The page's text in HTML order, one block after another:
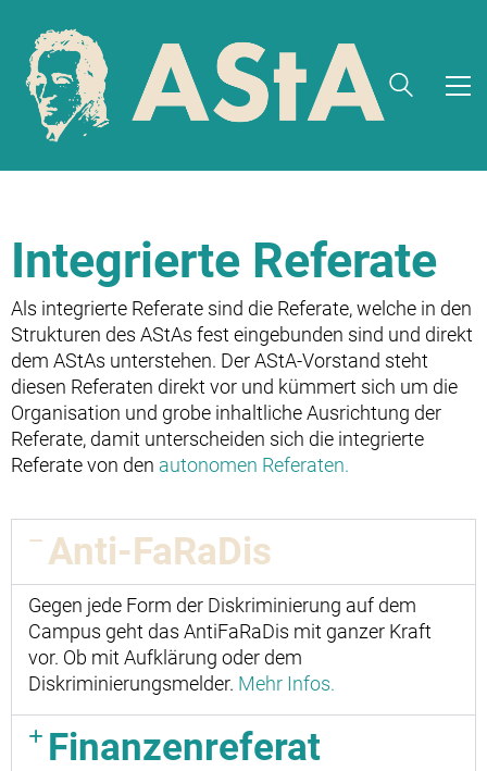
Integrierte Referate
Als integrierte Referate sind die Referate, welche in den
Strukturen des AStAs fest eingebunden sind und direkt
dem AStAs unterstehen. Der AStA-Vorstand steht
diesen Referaten direkt vor und kümmert sich um die
Organisation und grobe inhaltliche Ausrichtung der
Referate, damit unterscheiden sich die integrierte
Referate von den autonomen Referaten.
Anti-FaRaDis
Gegen jede Form der Diskriminierung auf dem
Campus geht das AntiFaRaDis mit ganzer Kraft
vor. Ob mit Aufklärung oder dem
Diskriminierungsmelder. Mehr Infos.
Finanzenreferat